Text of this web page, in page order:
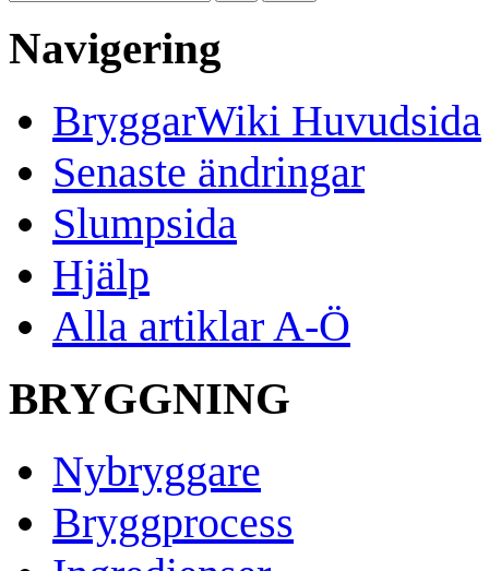
Navigering
BryggarWiki Huvudsida
Senaste ändringar
Slumpsida
Hjälp
Alla artiklar A-Ö
BRYGGNING
Nybryggare
Bryggprocess